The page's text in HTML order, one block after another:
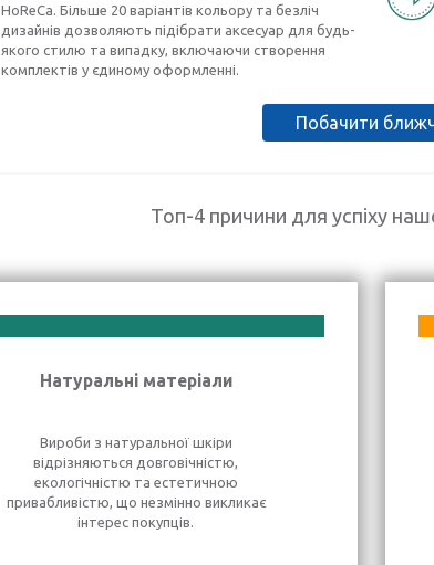
HoReCa. Більше 20 варіантів кольору та безліч
дизайнів дозволяють підібрати аксесуар для будь-
якого стилю та випадку, включаючи створення
комплектів у єдиному оформленні.
Побачити
Топ-4 причини для успіху
Натуральні матеріали
Вироби з натуральної шкіри
відрізняються довговічністю,
екологічністю та естетичною
привабливістю, що незмінно викликає
інтерес покупців.